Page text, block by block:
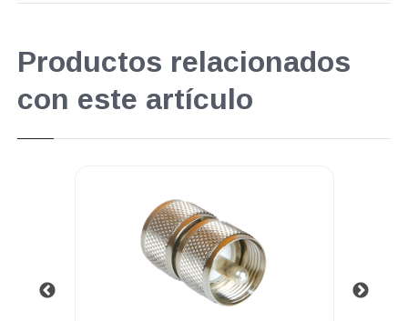
Productos relacionados
con este artículo